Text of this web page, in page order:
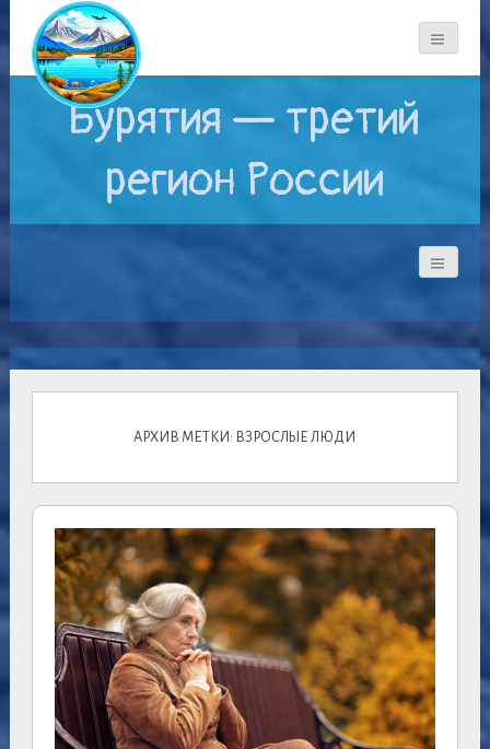
Бурятия — третий
регион России
АРХИВ МЕТКИ: ВЗРОСЛЫЕ ЛЮДИ